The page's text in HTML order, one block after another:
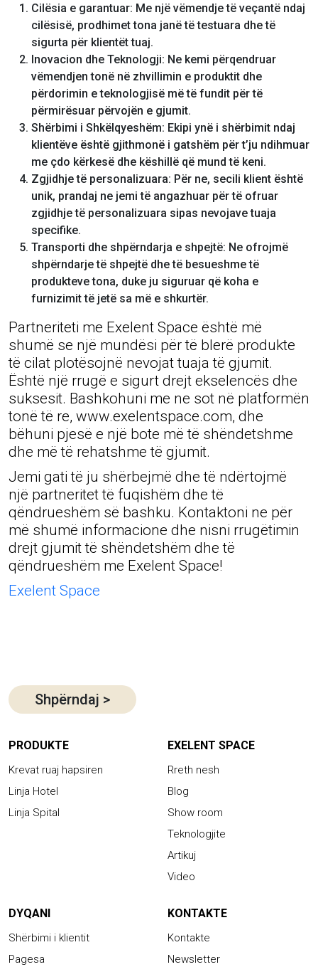
Cilësia e garantuar: Me një vëmendje të veçantë ndaj
cilësisë, prodhimet tona janë të testuara dhe të
sigurta për klientët tuaj.
Inovacion dhe Teknologji: Ne kemi përqendruar
vëmendjen tonë në zhvillimin e produktit dhe
përdorimin e teknologjisë më të fundit për të
përmirësuar përvojën e gjumit.
Shërbimi i Shkëlqyeshëm: Ekipi ynë i shërbimit ndaj
klientëve është gjithmonë i gatshëm për t’ju ndihmuar
me çdo kërkesë dhe këshillë që mund të keni.
Zgjidhje të personalizuara: Për ne, secili klient është
unik, prandaj ne jemi të angazhuar për të ofruar
zgjidhje të personalizuara sipas nevojave tuaja
specifike.
Transporti dhe shpërndarja e shpejtë: Ne ofrojmë
shpërndarje të shpejtë dhe të besueshme të
produkteve tona, duke ju siguruar që koha e
furnizimit të jetë sa më e shkurtër.
Partneriteti me Exelent Space është më
shumë se një mundësi për të blerë produkte
të cilat plotësojnë nevojat tuaja të gjumit.
Është një rrugë e sigurt drejt ekselencës dhe
suksesit. Bashkohuni me ne sot në platformën
tonë të re, www.exelentspace.com, dhe
bëhuni pjesë e një bote më të shëndetshme
dhe më të rehatshme të gjumit.
Jemi gati të ju shërbejmë dhe të ndërtojmë
një partneritet të fuqishëm dhe të
qëndrueshëm së bashku. Kontaktoni ne për
më shumë informacione dhe nisni rrugëtimin
drejt gjumit të shëndetshëm dhe të
qëndrueshëm me Exelent Space!
Exelent Space
Shpërndaj >
PRODUKTE
Krevat ruaj hapsiren
Linja Hotel
Linja Spital
EXELENT SPACE
Rreth nesh
Blog
Show room
Teknologjite
Artikuj
Video
DYQANI
Shërbimi i klientit
Pagesa
KONTAKTE
Kontakte
Newsletter